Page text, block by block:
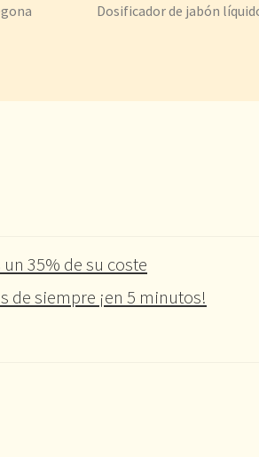
Dosificador de jabón
35% de su coste
de siempre ¡en 5 minutos!